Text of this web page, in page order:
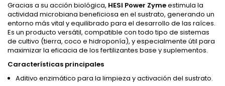
Gracias a su acción biológica, HESI Power Zymeestimula la
actividad microbiana beneficiosa en el sustrato, generando un
entorno más vital y equilibrado para el desarrollo de las raíces.
Es un producto versátil, compatible con todo tipo de sistemas
de cultivo (tierra, coco e hidroponía), y especialmente útil para
maximizar la eficacia de los fertilizantes base y suplementos.
Características principales
Aditivo enzimático para la limpieza y activación del sustrato.